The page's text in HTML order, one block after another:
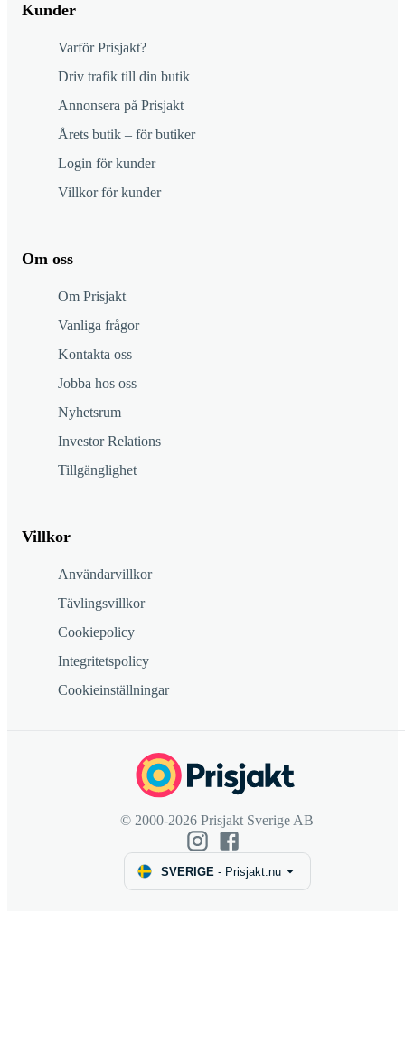
Kunder
Varför Prisjakt?
Driv trafik till din butik
Annonsera på Prisjakt
Årets butik – för butiker
Login för kunder
Villkor för kunder
Om oss
Om Prisjakt
Vanliga frågor
Kontakta oss
Jobba hos oss
Nyhetsrum
Investor Relations
Tillgänglighet
Villkor
Användarvillkor
Tävlingsvillkor
Cookiepolicy
Integritetspolicy
Cookieinställningar
© 2000-2026 Prisjakt Sverige AB
SVERIGE - Prisjakt.nu